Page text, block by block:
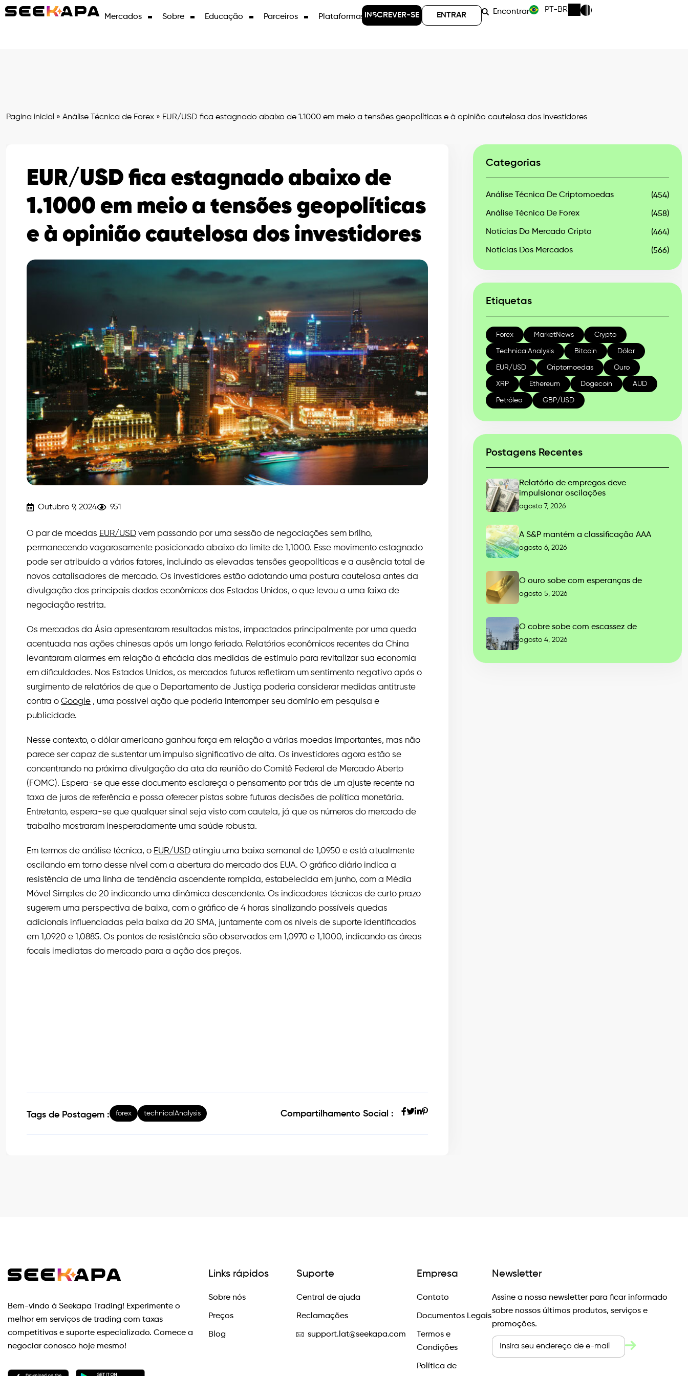
Mercados Sobre Educação Parceiros Plataformas INSCREVER-SE ENTRAR Encontrar PT-BR
Pagina inicial » Análise Técnica de Forex » EUR/USD fica estagnado abaixo de 1.1000 em meio a tensões geopolíticas e à opinião cautelosa dos investidores
EUR/USD fica estagnado abaixo de
1.1000 em meio a tensões geopolíticas
e à opinião cautelosa dos investidores
Outubro 9, 2024 951
O par de moedas EUR/USD vem passando por uma sessão de negociações sem brilho,
permanecendo vagarosamente posicionado abaixo do limite de 1,1000. Esse movimento estagnado
pode ser atribuído a vários fatores, incluindo as elevadas tensões geopolíticas e a ausência total de
novos catalisadores de mercado. Os investidores estão adotando uma postura cautelosa antes da
divulgação dos principais dados econômicos dos Estados Unidos, o que levou a uma faixa de
negociação restrita.
Os mercados da Ásia apresentaram resultados mistos, impactados principalmente por uma queda
acentuada nas ações chinesas após um longo feriado. Relatórios econômicos recentes da China
levantaram alarmes em relação à eficácia das medidas de estímulo para revitalizar sua economia
em dificuldades. Nos Estados Unidos, os mercados futuros refletiram um sentimento negativo após o
surgimento de relatórios de que o Departamento de Justiça poderia considerar medidas antitruste
contra o Google , uma possível ação que poderia interromper seu domínio em pesquisa e
publicidade.
Nesse contexto, o dólar americano ganhou força em relação a várias moedas importantes, mas não
parece ser capaz de sustentar um impulso significativo de alta. Os investidores agora estão se
concentrando na próxima divulgação da ata da reunião do Comitê Federal de Mercado Aberto
(FOMC). Espera-se que esse documento esclareça o pensamento por trás de um ajuste recente na
taxa de juros de referência e possa oferecer pistas sobre futuras decisões de política monetária.
Entretanto, espera-se que qualquer sinal seja visto com cautela, já que os números do mercado de
trabalho mostraram inesperadamente uma saúde robusta.
Em termos de análise técnica, o EUR/USD atingiu uma baixa semanal de 1,0950 e está atualmente
oscilando em torno desse nível com a abertura do mercado dos EUA. O gráfico diário indica a
resistência de uma linha de tendência ascendente rompida, estabelecida em junho, com a Média
Móvel Simples de 20 indicando uma dinâmica descendente. Os indicadores técnicos de curto prazo
sugerem uma perspectiva de baixa, com o gráfico de 4 horas sinalizando possíveis quedas
adicionais influenciadas pela baixa da 20 SMA, juntamente com os níveis de suporte identificados
em 1,0920 e 1,0885. Os pontos de resistência são observados em 1,0970 e 1,1000, indicando as áreas
focais imediatas do mercado para a ação dos preços.
Tags de Postagem : forex technicalAnalysis Compartilhamento Social :
Categorias
Análise Técnica De Criptomoedas (454)
Análise Técnica De Forex (458)
Notícias Do Mercado Cripto (464)
Notícias Dos Mercados (566)
Etiquetas
Forex MarketNews Crypto
TechnicalAnalysis Bitcoin Dólar
EUR/USD Criptomoedas Ouro
XRP Ethereum Dogecoin AUD
Petróleo GBP/USD
Postagens Recentes
Relatório de empregos deve
impulsionar oscilações
agosto 7, 2026
A S&P mantém a classificação AAA
agosto 6, 2026
O ouro sobe com esperanças de
agosto 5, 2026
O cobre sobe com escassez de
agosto 4, 2026
Bem-vindo à Seekapa Trading! Experimente o
melhor em serviços de trading com taxas
competitivas e suporte especializado. Comece a
negociar conosco hoje mesmo!
Links rápidos
Sobre nós
Preços
Blog
Suporte
Central de ajuda
Reclamações
support.lat@seekapa.com
Empresa
Contato
Documentos Legais
Termos e
Condições
Política de
Newsletter
Assine a nossa newsletter para ficar informado
sobre nossos últimos produtos, serviços e
promoções.